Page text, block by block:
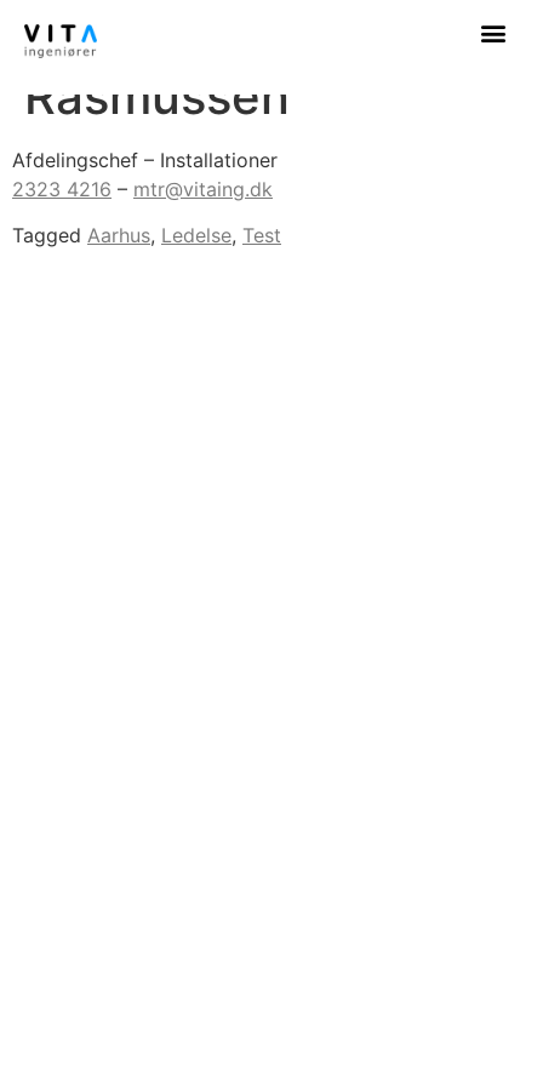
Mathias René Toft
Rasmussen
Afdelingschef – Installationer
2323 4216 – mtr@vitaing.dk
Tagged Aarhus, Ledelse, Test